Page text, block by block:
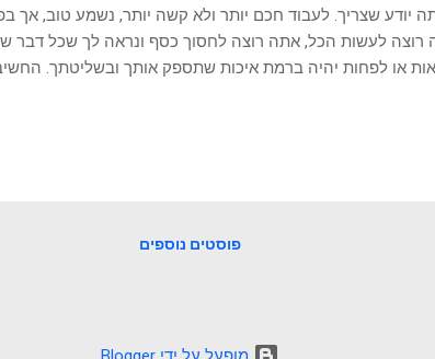
יודע שצריך. לעבוד חכם יותר ולא קשה יותר, נשמע טוב, אך
רוצה לעשות הכל, אתה רוצה לחסוך כסף ונראה לך שכל דבר
או לפחות יהיה ברמת איכות שתספק אותך ובשליטתך.
שלך. אפילו שירותי מזכירות וירטואלית ומענה טלפוני תוכל
פוסטים נוספים